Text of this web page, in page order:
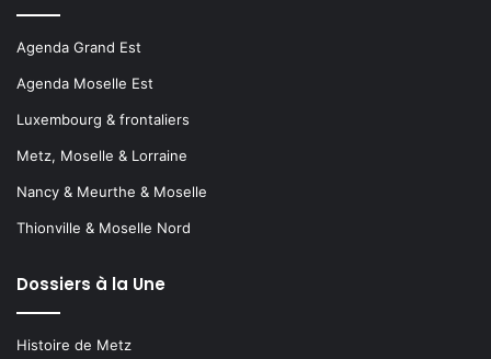
Agenda Grand Est
Agenda Moselle Est
Luxembourg & frontaliers
Metz, Moselle & Lorraine
Nancy & Meurthe & Moselle
Thionville & Moselle Nord
Dossiers à la Une
Histoire de Metz